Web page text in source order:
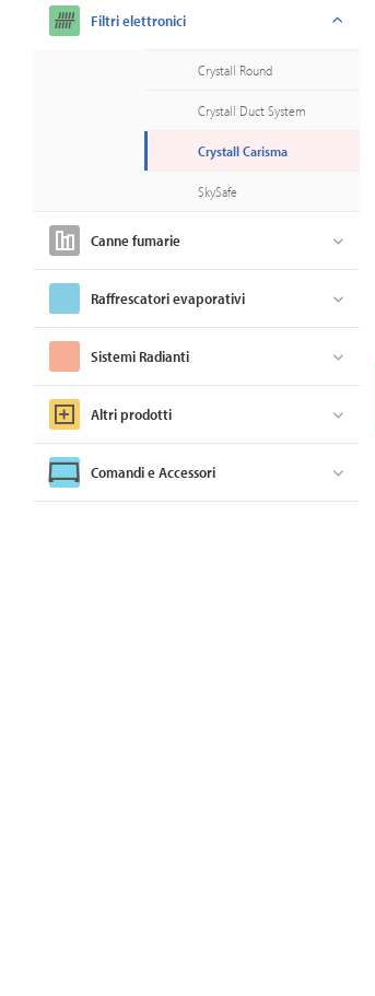
Filtri elettronici
Crystall Round
Crystall Duct System
Crystall Carisma
SkySafe
Canne fumarie
Raffrescatori evaporativi
Sistemi Radianti
Altri prodotti
Comandi e Accessori